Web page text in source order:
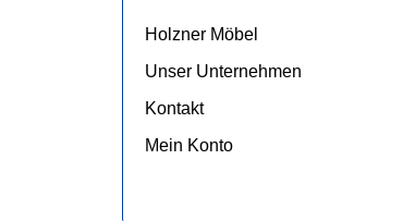
Holzner Möbel
Unser Unternehmen
Kontakt
Mein Konto